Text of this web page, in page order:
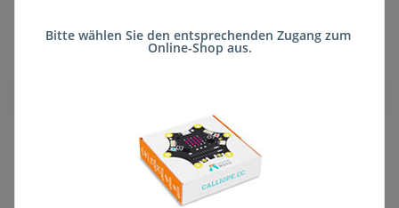
Stk
Bitte wählen Sie den entsprechenden Zugang zum
Online-Shop aus.